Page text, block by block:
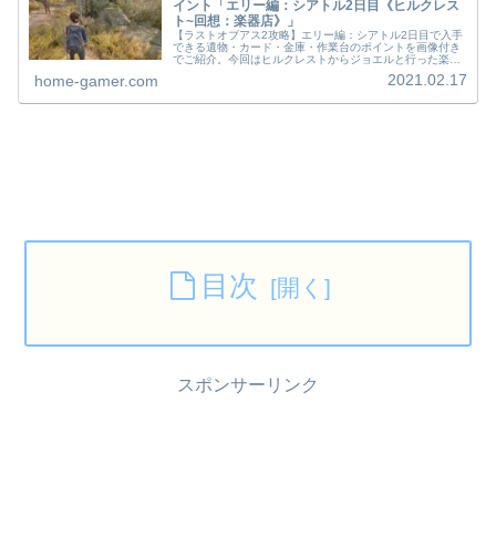
イント「エリー編：シアトル2日目《ヒルクレス
ト~回想：楽器店》」
【ラストオブアス2攻略】エリー編：シアトル2日目で入手
できる遺物・カード・金庫・作業台のポイントを画像付き
でご紹介。今回はヒルクレストからジョエルと行った楽器
home-gamer.com 2021.02.17
目次
スポンサーリンク